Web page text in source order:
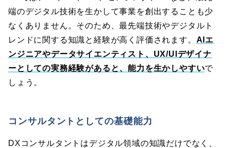
端のデジタル技術を生かして事業を創出することも少
なくありません。そのため、最先端技術やデジタルト
レンドに関する知識と経験が高く評価されます。 AIエ
ンジニアやデータサイエンティスト、UX/UIデザイナ
ーとしての実務経験があると、能力を生かしやすいで
しょう。
コンサルタントとしての基礎能力
DXコンサルタントはデジタル領域の知識だけでなく、